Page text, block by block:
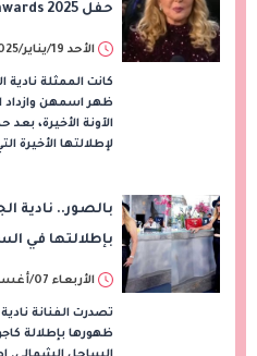
حفل Joy awards 2025 لهذا السبب
الأحد 19/يناير/2025 - 04:25 م
كانت الممثلة نادية
ظهر اسمهن
لإطلالتها الأخيرة
بالصور.. نادية
بإطلالتها في
الأربعاء 07/أغسطس/2024 - 03:02 م
تصدرت الفنانة
ظهورها بإطلالة